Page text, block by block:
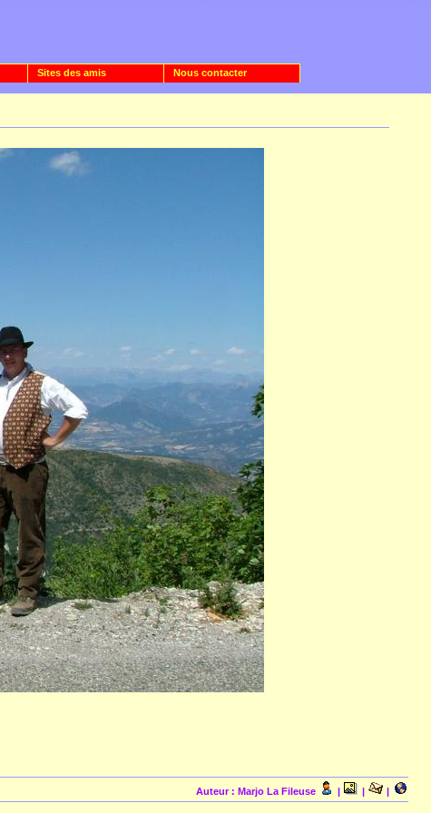
Sites des amis
Nous contacter
Auteur : Marjo La Fileuse